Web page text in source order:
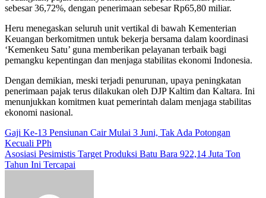
sebesar 36,72%, dengan penerimaan sebesar Rp65,80 miliar.
Heru menegaskan seluruh unit vertikal di bawah Kementerian
Keuangan berkomitmen untuk bekerja bersama dalam koordinasi
‘Kemenkeu Satu’ guna memberikan pelayanan terbaik bagi
pemangku kepentingan dan menjaga stabilitas ekonomi Indonesia.
Dengan demikian, meski terjadi penurunan, upaya peningkatan
penerimaan pajak terus dilakukan oleh DJP Kaltim dan Kaltara. Ini
menunjukkan komitmen kuat pemerintah dalam menjaga stabilitas
ekonomi nasional.
Navigasi
pos
Gaji Ke-13 Pensiunan Cair Mulai 3 Juni, Tak Ada Potongan
Kecuali PPh
Asosiasi Pesimistis Target Produksi Batu Bara 922,14 Juta Ton
Tahun Ini Tercapai